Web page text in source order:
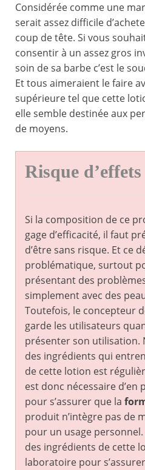
Considérée comme une
serait assez difficile
coup de tête. Si vous
consentir à un assez gros
soin de sa barbe c’est le
Et tous aimeraient le faire
supérieure tel que cette
elle semble destinée aux
de moyens.
Risque
Si la composition de ce
gage d’efficacité, il faut
d’être sans risque. Et ce
problématique, surtout
présentant des
simplement avec des
Toutefois, le concepteur
garde les utilisateurs
présenter son utilisation.
des ingrédients qui
de cette lotion est
est donc nécessaire
pour s’assurer que la
produit n’intègre pas de
pour un usage
des ingrédients de cette
laboratoire pour